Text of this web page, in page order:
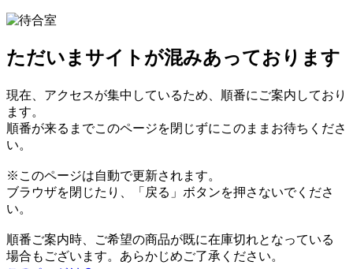
ただいまサイトが混みあっております
現在、アクセスが集中しているため、順番にご案内しており
ます。
順番が来るまでこのページを閉じずにこのままお待ちくださ
い。
※このページは自動で更新されます。
ブラウザを閉じたり、「戻る」ボタンを押さないでくださ
い。
順番ご案内時、ご希望の商品が既に在庫切れとなっている
場合もございます。あらかじめご了承ください。